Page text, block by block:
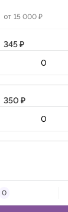
от 15 000 ₽
345 ₽
350 ₽
0